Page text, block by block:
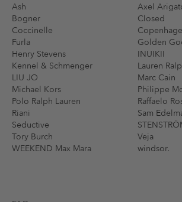
Ash
Axel
Bogner
Closed
Coccinelle
Furla
Golden
Henry Stevens
INUIKII
Kennel & Schmenger
Lauren
LIU JO
Marc Cain
Michael Kors
Philippe
Polo Ralph Lauren
Raffaelo
Riani
Sam
Seductive
Tory Burch
Veja
WEEKEND Max Mara
windsor.